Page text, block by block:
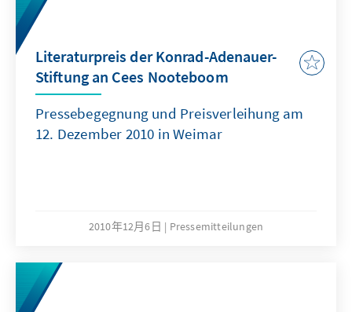
Literaturpreis der Konrad-Adenauer-
Stiftung an Cees Nooteboom
Pressebegegnung und Preisverleihung am
12. Dezember 2010 in Weimar
2010年12月6日 Pressemitteilungen